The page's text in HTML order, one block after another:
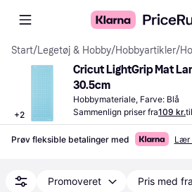
Start/Legetøj & Hobby/Hobbyartikler/
+2
Cricut LightGrip Mat
30.5cm
Hobbymateriale, Farve: Blå
Sammenlign priser fra109 kr.til
Prøv fleksible betalinger med Lær
Promoveret Pris med